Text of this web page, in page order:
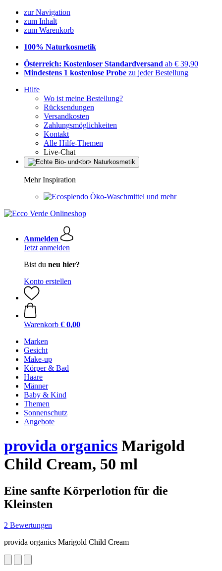
zur Navigation
zum Inhalt
zum Warenkorb
100% Naturkosmetik
Österreich: Kostenloser Standardversand ab € 39,90
Mindestens 1 kostenlose Probe zu jeder Bestellung
Hilfe
Wo ist meine Bestellung?
Rücksendungen
Versandkosten
Zahlungsmöglichkeiten
Kontakt
Alle Hilfe-Themen
Live-Chat
Mehr Inspiration
Öko-Waschmittel und mehr
Anmelden
Jetzt anmelden
Bist du neu hier?
Konto erstellen
Warenkorb € 0,00
Marken
Gesicht
Make-up
Körper & Bad
Haare
Männer
Baby & Kind
Themen
Sonnenschutz
Angebote
provida organics Marigold
Child Cream, 50 ml
Eine sanfte Körperlotion für die
Kleinsten
2 Bewertungen
provida organics Marigold Child Cream